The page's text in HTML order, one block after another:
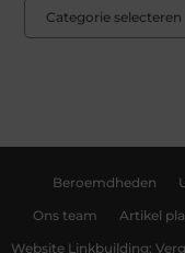
Beroemdheden
Ons team Artikel
Website Linkbuilding: